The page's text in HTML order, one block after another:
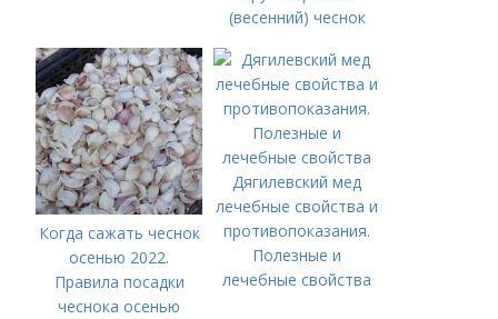
(весенний) чеснок
Когда сажать чеснок
осенью 2022.
Правила посадки
чеснока осенью
Дягилевский мед
лечебные свойства и
противопоказания.
Полезные и
лечебные свойства